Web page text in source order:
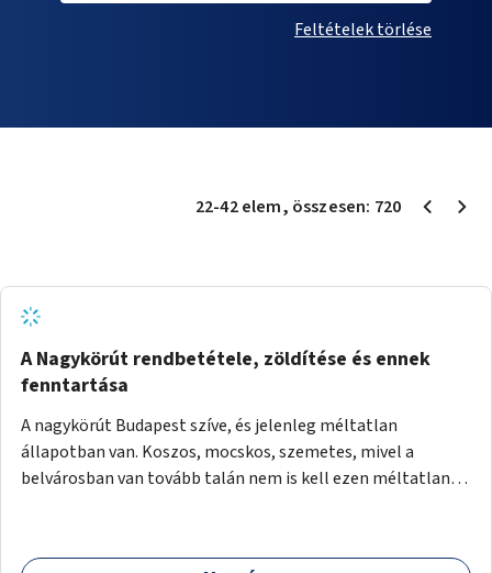
Feltételek törlése
22-42elem, összesen: 720
A Nagykörút rendbetétele, zöldítése és ennek
fenntartása
A nagykörút Budapest szíve, és jelenleg méltatlan
állapotban van. Koszos, mocskos, szemetes, mivel a
belvárosban van tovább talán nem is kell ezen méltatlan,
tisztán tartásával, és nagy szükség lenne megfelelő